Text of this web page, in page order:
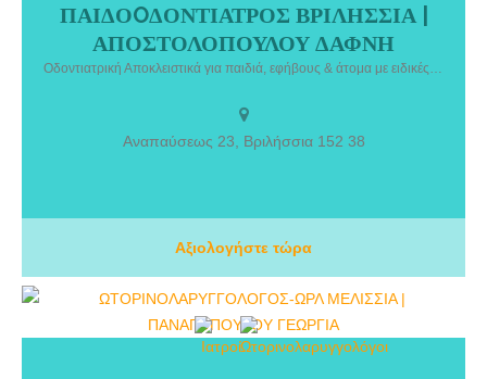
ΠΑΙΔΟΟΔΟΝΤΙΑΤΡΟΣ ΒΡΙΛΗΣΣΙΑ | ΑΠΟΣΤΟΛΟΠΟΥΛΟΥ ΔΑΦΝΗ. Η
Αποστολοπούλου Δάφνη είναι Παιδοδοντίατρος και διατηρεί
ιδιωτικό ιατρείο στα Βριλήσσια. Είναι απόφοιτη της Οδοντιατρικής
κατέχει μεταπτυχιακό δίπλωμα στη Βιολογία Στόματος και κλινική
μεταπτυχιακό πρόγραμμα.
ΠΑΙΔΟOΔΟΝΤΙΑΤΡΟΣ ΒΡΙΛΗΣΣΙΑ |
ΑΠΟΣΤΟΛΟΠΟΥΛΟΥ ΔΑΦΝΗ
Αναπαύσεως 23, Βριλήσσια 152 38
Αξιολογήστε τώρα